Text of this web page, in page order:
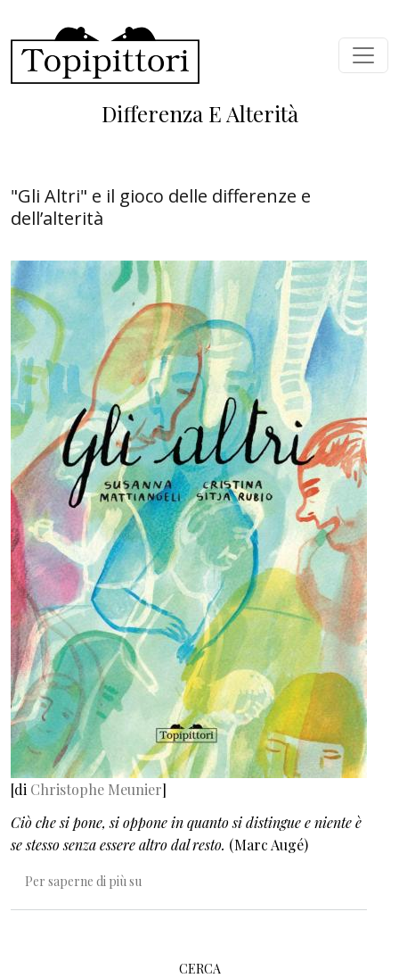
Differenza E Alterità
"Gli Altri" e il gioco delle differenze e
dell’alterità
[di Christophe Meunier]
Ciò che si pone, si oppone in quanto si distingue e niente è
se stesso senza essere altro dal resto. (Marc Augé)
Per saperne di più su
CERCA